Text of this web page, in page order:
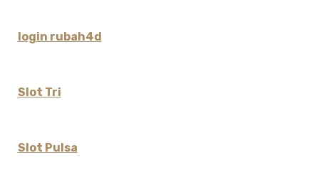
login rubah4d
Slot Tri
Slot Pulsa